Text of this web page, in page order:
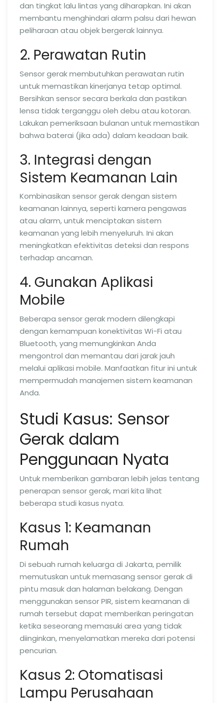
dan tingkat lalu lintas yang diharapkan. Ini akan
membantu menghindari alarm palsu dari hewan
peliharaan atau objek bergerak lainnya.
2. Perawatan Rutin
Sensor gerak membutuhkan perawatan rutin
untuk memastikan kinerjanya tetap optimal.
Bersihkan sensor secara berkala dan pastikan
lensa tidak terganggu oleh debu atau kotoran.
Lakukan pemeriksaan bulanan untuk memastikan
bahwa baterai (jika ada) dalam keadaan baik.
3. Integrasi dengan
Sistem Keamanan Lain
Kombinasikan sensor gerak dengan sistem
keamanan lainnya, seperti kamera pengawas
atau alarm, untuk menciptakan sistem
keamanan yang lebih menyeluruh. Ini akan
meningkatkan efektivitas deteksi dan respons
terhadap ancaman.
4. Gunakan Aplikasi
Mobile
Beberapa sensor gerak modern dilengkapi
dengan kemampuan konektivitas Wi-Fi atau
Bluetooth, yang memungkinkan Anda
mengontrol dan memantau dari jarak jauh
melalui aplikasi mobile. Manfaatkan fitur ini untuk
mempermudah manajemen sistem keamanan
Anda.
Studi Kasus: Sensor
Gerak dalam
Penggunaan Nyata
Untuk memberikan gambaran lebih jelas tentang
penerapan sensor gerak, mari kita lihat
beberapa studi kasus nyata.
Kasus 1: Keamanan
Rumah
Di sebuah rumah keluarga di Jakarta, pemilik
memutuskan untuk memasang sensor gerak di
pintu masuk dan halaman belakang. Dengan
menggunakan sensor PIR, sistem keamanan di
rumah tersebut dapat memberikan peringatan
ketika seseorang memasuki area yang tidak
diinginkan, menyelamatkan mereka dari potensi
pencurian.
Kasus 2: Otomatisasi
Lampu Perusahaan